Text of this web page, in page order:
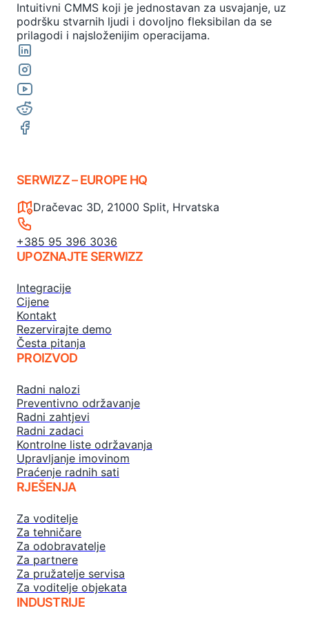
Intuitivni CMMS koji je jednostavan za usvajanje, uz
podršku stvarnih ljudi i dovoljno fleksibilan da se
prilagodi i najsloženijim operacijama.
SERWIZZ – EUROPE HQ
Dračevac 3D, 21000 Split, Hrvatska
+385 95 396 3036
UPOZNAJTE SERWIZZ
Integracije
Cijene
Kontakt
Rezervirajte demo
Česta pitanja
PROIZVOD
Radni nalozi
Preventivno održavanje
Radni zahtjevi
Radni zadaci
Kontrolne liste održavanja
Upravljanje imovinom
Praćenje radnih sati
RJEŠENJA
Za voditelje
Za tehničare
Za odobravatelje
Za partnere
Za pružatelje servisa
Za voditelje objekata
INDUSTRIJE